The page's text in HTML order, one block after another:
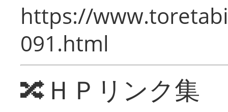
https://
091.html
🔀ＨＰリンク集